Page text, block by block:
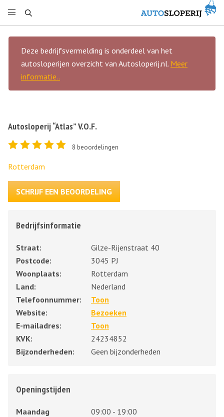
Deze bedrijfsvermelding is onderdeel van het
autosloperijen overzicht van Autosloperij.nl. Meer
informatie..
Autosloperij “Atlas” V.O.F.
8 beoordelingen
Rotterdam
SCHRIJF EEN BEOORDELING
Bedrijfsinformatie
Straat:
Gilze-Rijenstraat 40
Postcode:
3045 PJ
Woonplaats:
Rotterdam
Land:
Nederland
Telefoonnummer:
Toon
Website:
Bezoeken
E-mailadres:
Toon
KVK:
24234852
Bijzonderheden:
Geen bijzonderheden
Openingstijden
Maandag
09:00 - 19:00